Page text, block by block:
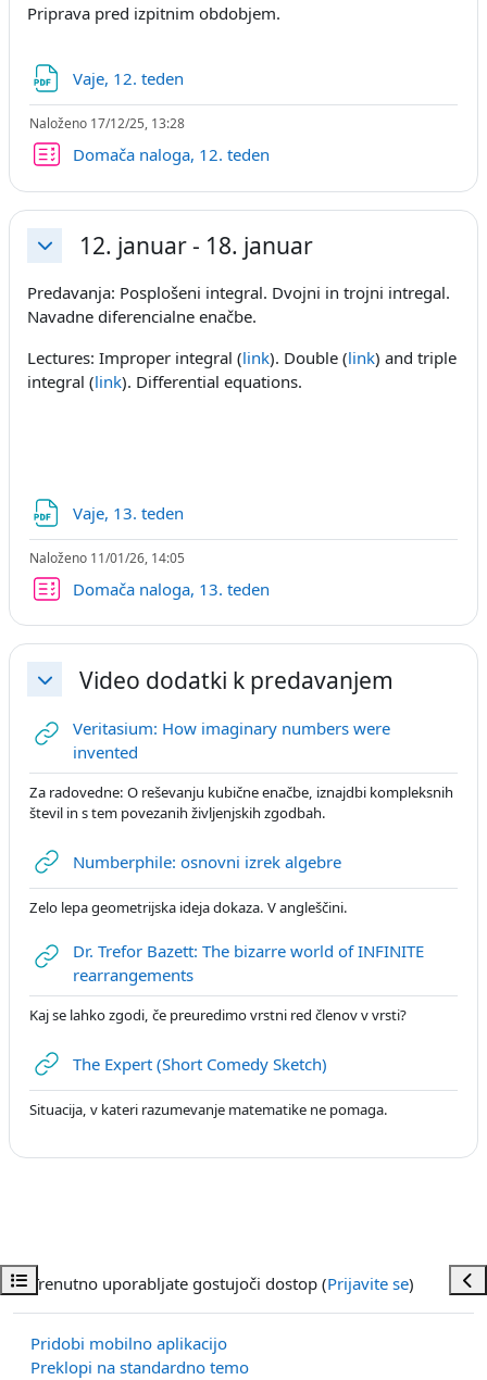
Odpri kazalo predmeta
Priprava pred izpitnim obdobjem.
Vaje, 12. teden
Naloženo 17/12/25, 13:28
Domača naloga, 12. tedenKviz
Skrči 12. januar - 18. januar
Predavanja: Posplošeni integral. Dvojni in trojni intregal.
Navadne diferencialne enačbe.
Lectures: Improper integral (link). Double (link) and triple
integral (link). Differential equations.
Vaje, 13. teden
Naloženo 11/01/26, 14:05
Domača naloga, 13. tedenKviz
Skrči Video dodatki k predavanjem
Veritasium: How imaginary numbers were
inventedURL
Za radovedne: O reševanju kubične enačbe, iznajdbi kompleksnih
števil in s tem povezanih življenjskih zgodbah.
Numberphile: osnovni izrek algebreURL
Zelo lepa geometrijska ideja dokaza. V angleščini.
Dr. Trefor Bazett: The bizarre world of INFINITE
rearrangementsURL
Kaj se lahko zgodi, če preuredimo vrstni red členov v vrsti?
The Expert (Short Comedy Sketch)URL
Situacija, v kateri razumevanje matematike ne pomaga.
Trenutno uporabljate gostujoči dostop (Prijavite se)
Pridobi mobilno aplikacijo
Preklopi na standardno temo